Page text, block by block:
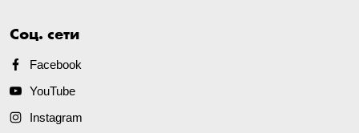
Соц. сети
Facebook
YouTube
Instagram